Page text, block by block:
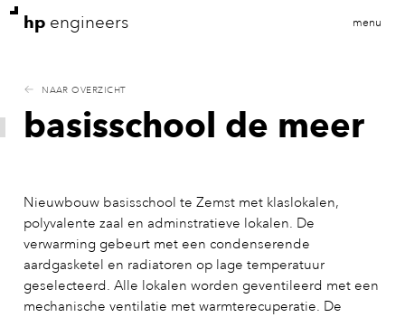
hpengineers menu
NAAR OVERZICHT
basisschool de meer
Nieuwbouw basisschool te Zemst met klaslokalen,
polyvalente zaal en adminstratieve lokalen. De
verwarming gebeurt met een condenserende
aardgasketel en radiatoren op lage temperatuur
geselecteerd. Alle lokalen worden geventileerd met een
mechanische ventilatie met warmterecuperatie. De